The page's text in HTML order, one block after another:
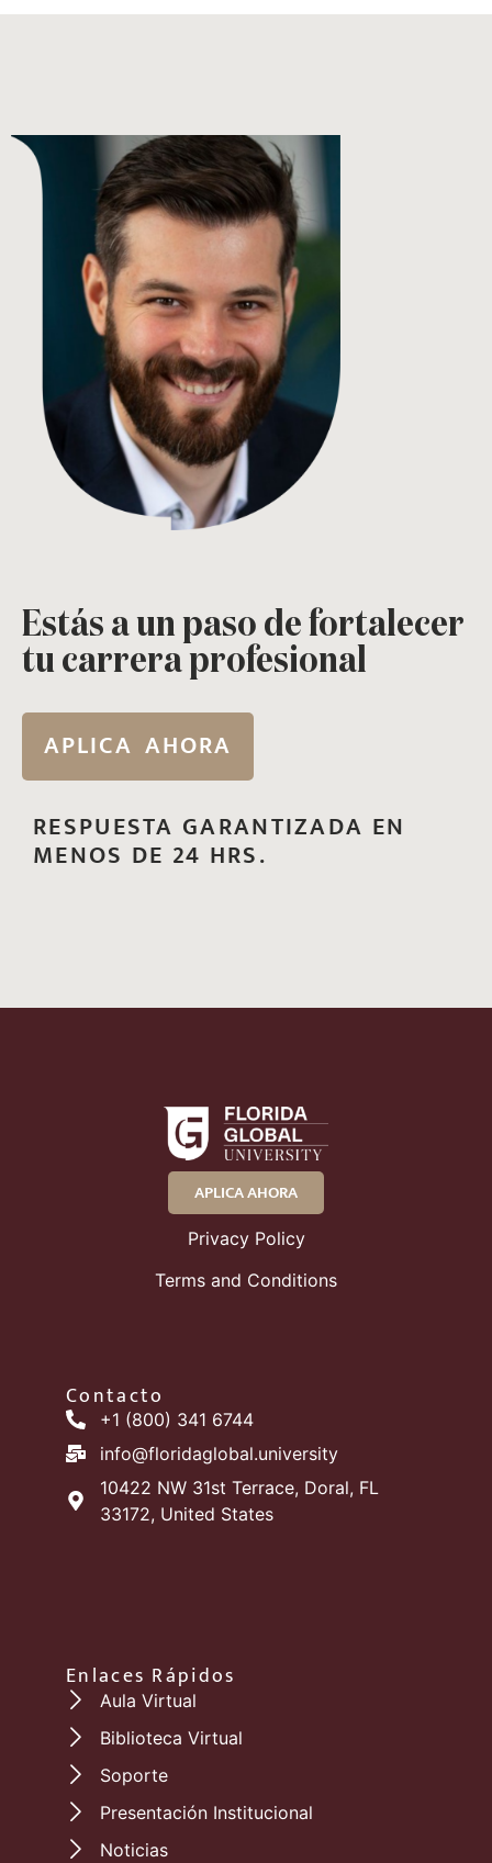
Estás a un paso de fortalecer
tu carrera profesional
APLICA AHORA
RESPUESTA GARANTIZADA EN
MENOS DE 24 HRS.
APLICA AHORA
Privacy Policy
Terms and Conditions
Contacto
+1 (800) 341 6744
info@floridaglobal.university
10422 NW 31st Terrace, Doral, FL
33172, United States
Enlaces Rápidos
Aula Virtual
Biblioteca Virtual
Soporte
Presentación Institucional
Noticias